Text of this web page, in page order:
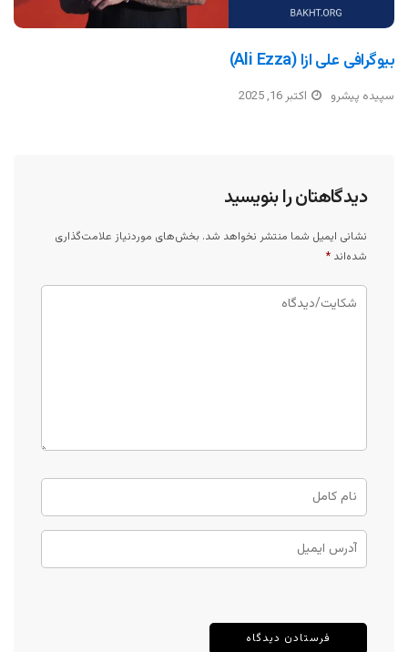
بیوگرافی علی ازا (Ali Ezza)
سپیده پیشرو اکتبر 16, 2025
دیدگاهتان را بنویسید
نشانی ایمیل شما منتشر نخواهد شد. بخش‌های موردنیاز علامت‌گذاری
شده‌اند *